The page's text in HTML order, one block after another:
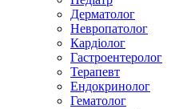
Дерматолог
Невропатолог
Кардіолог
Гастроентеролог
Терапевт
Ендокринолог
Гематолог